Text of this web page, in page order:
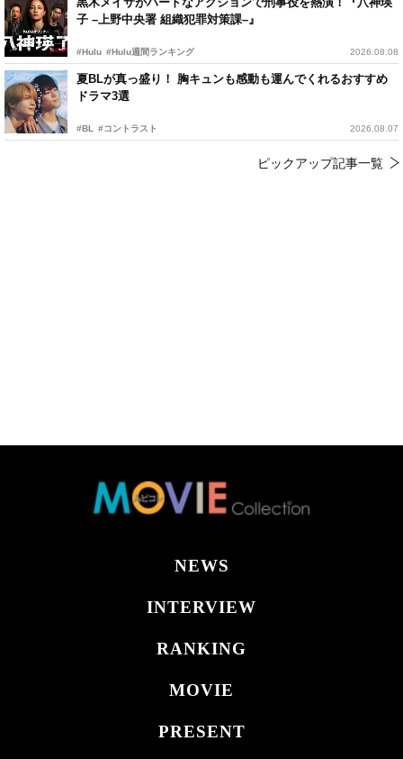
子 –上野中央署 組織犯罪対策課–』
#Hulu #Hulu週間ランキング 2026.08.08
夏BLが真っ盛り！ 胸キュンも感動も運んでくれるおすすめ
ドラマ3選
#BL #コントラスト 2026.08.07
ピックアップ記事一覧
NEWS
INTERVIEW
RANKING
MOVIE
PRESENT